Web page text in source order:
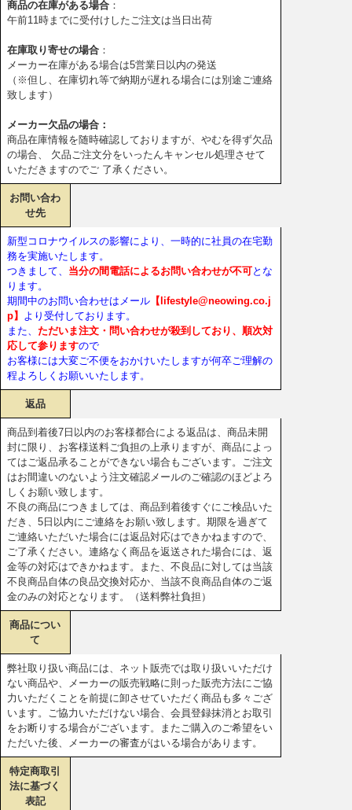
商品の在庫がある場合 ：
午前11時までに受付けしたご注文は当日出荷
在庫取り寄せの場合 ：
メーカー在庫がある場合は5営業日以内の発送
（※但し、在庫切れ等で納期が遅れる場合には別途ご連絡
致します）
メーカー欠品の場合：
商品在庫情報を随時確認しておりますが、やむを得ず欠品
の場合、 欠品ご注文分をいったんキャンセル処理させて
いただきますのでご 了承ください。
お問い合わ
せ先
新型コロナウイルスの影響により、一時的に社員の在宅勤
務を実施いたします。
つきまして、 当分の間電話によるお問い合わせが不可とな
ります。
期間中のお問い合わせはメール 【lifestyle@neowing.co.j
p】
より受付しております。
また、 ただいま注文・問い合わせが殺到しており、順次対
応して参りますので
お客様には大変ご不便をおかけいたしますが何卒ご理解の
程よろしくお願いいたします。
返品
商品到着後7日以内のお客様都合による返品は、商品未開
封に限り、お客様送料ご負担の上承りますが、商品によっ
てはご返品承ることができない場合もございます。ご注文
はお間違いのないよう注文確認メールのご確認のほどよろ
しくお願い致します。
不良の商品につきましては、商品到着後すぐにご検品いた
だき、5日以内にご連絡をお願い致します。期限を過ぎて
ご連絡いただいた場合には返品対応はできかねますので、
ご了承ください。連絡なく商品を返送された場合には、返
金等の対応はできかねます。また、不良品に対しては当該
不良商品自体の良品交換対応か、当該不良商品自体のご返
金のみの対応となります。（送料弊社負担）
商品につい
て
弊社取り扱い商品には、ネット販売では取り扱いいただけ
ない商品や、メーカーの販売戦略に則った販売方法にご協
力いただくことを前提に卸させていただく商品も多々ござ
います。ご協力いただけない場合、会員登録抹消とお取引
をお断りする場合がございます。またご購入のご希望をい
ただいた後、メーカーの審査がはいる場合があります。
特定商取引
法に基づく
表記